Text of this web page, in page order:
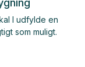
I udfylde en
som muligt.